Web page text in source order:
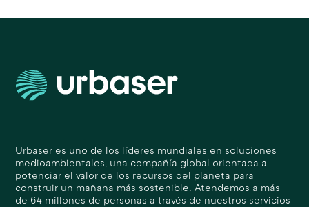
Urbaser es uno de los líderes mundiales en soluciones
medioambientales, una compañía global orientada a
potenciar el valor de los recursos del planeta para
construir un mañana más sostenible. Atendemos a más
de 64 millones de personas a través de nuestros servicios